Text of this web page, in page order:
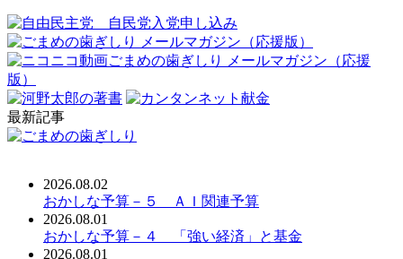
最新記事
2026.08.02
おかしな予算－５ ＡＩ関連予算
2026.08.01
おかしな予算－４ 「強い経済」と基金
2026.08.01